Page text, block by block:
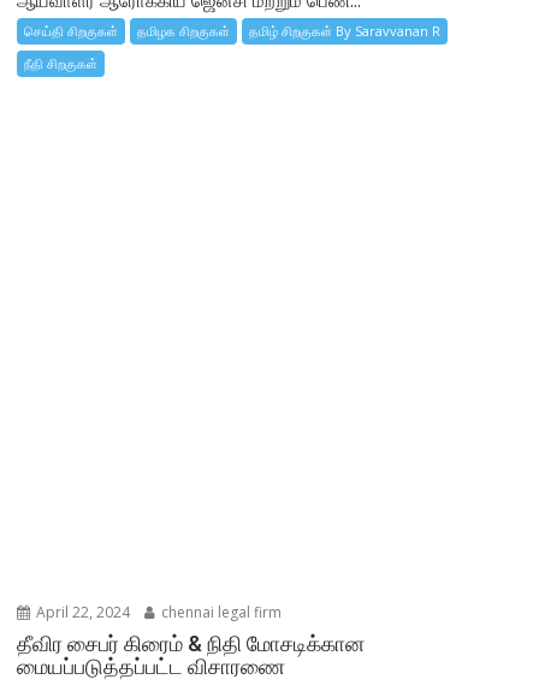
செய்தி சிறகுகள் தமிழக சிறகுகள்
தமிழ் சிறகுகள் By Saravvanan R
நீதி சிறகுகள்
April 22, 2024 chennai legal firm
தீவிர சைபர் கிரைம் & நிதி மோசடிக்கான
மையப்படுத்தப்பட்ட விசாரணை